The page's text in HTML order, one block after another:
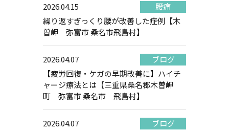
2026.04.15
腰痛
繰り返すぎっくり腰が改善した症例【木
曽岬 弥富市 桑名市飛島村】
2026.04.07
ブログ
【疲労回復・ケガの早期改善に】ハイチ
ャージ療法とは【三重県桑名郡木曽岬
町 弥富市 桑名市 飛島村】
2026.04.07
ブログ